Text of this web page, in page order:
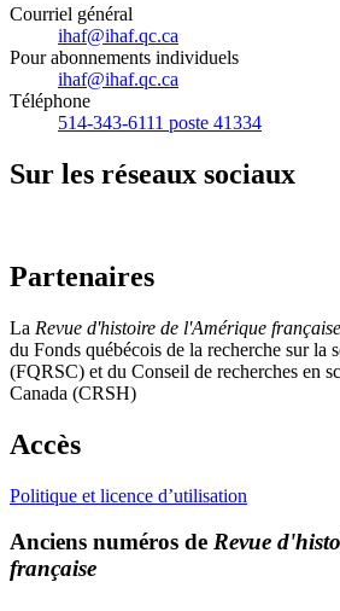
Courriel général
ihaf@ihaf.qc.ca
Pour abonnements individuels
ihaf@ihaf.qc.ca
Téléphone
514-343-6111 poste 41334
Sur les réseaux sociaux
Partenaires
La Revue d'histoire de l'Amérique française
du Fonds québécois de la recherche sur la
(FQRSC) et du Conseil de recherches en
Canada (CRSH)
Accès
Politique et licence d’utilisation
Anciens numéros de Revue
française